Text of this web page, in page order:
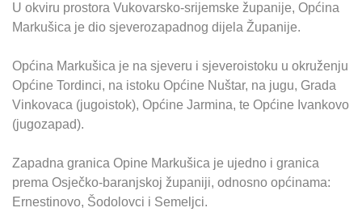
U okviru prostora Vukovarsko-srijemske županije, Općina
Markušica je dio sjeverozapadnog dijela Županije.
Općina Markušica je na sjeveru i sjeveroistoku u okruženju
Općine Tordinci, na istoku Općine Nuštar, na jugu, Grada
Vinkovaca (jugoistok), Općine Jarmina, te Općine Ivankovo
(jugozapad).
Zapadna granica Opine Markušica je ujedno i granica
prema Osječko-baranjskoj županiji, odnosno općinama:
Ernestinovo, Šodolovci i Semeljci.